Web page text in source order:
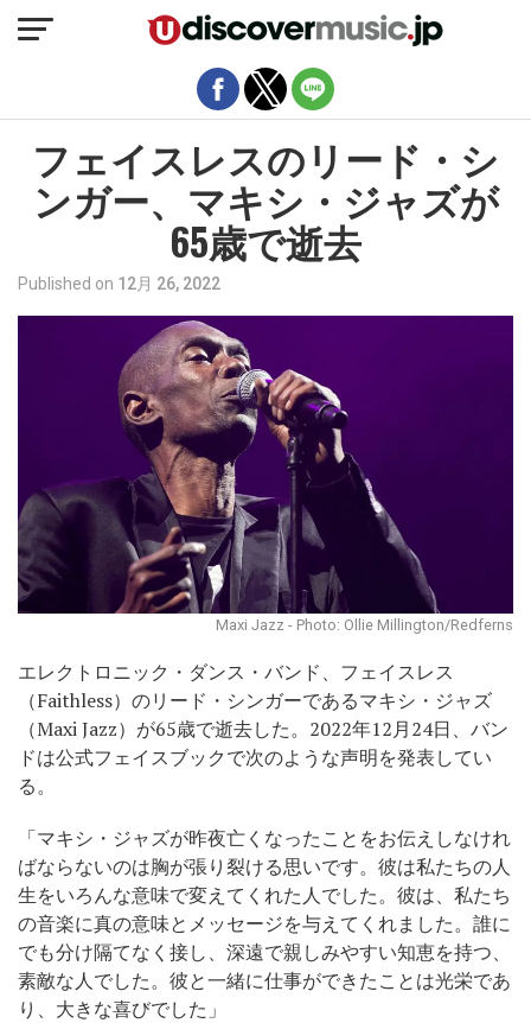
フェイスレスのリード・シ
ンガー、マキシ・ジャズが
65歳で逝去
Published on 12月 26, 2022
Maxi Jazz - Photo: Ollie Millington/Redferns
エレクトロニック・ダンス・バンド、フェイスレス
（Faithless）のリード・シンガーであるマキシ・ジャズ
（Maxi Jazz）が65歳で逝去した。2022年12月24日、バン
ドは公式フェイスブックで次のような声明を発表してい
る。
「マキシ・ジャズが昨夜亡くなったことをお伝えしなけれ
ばならないのは胸が張り裂ける思いです。彼は私たちの人
生をいろんな意味で変えてくれた人でした。彼は、私たち
の音楽に真の意味とメッセージを与えてくれました。誰に
でも分け隔てなく接し、深遠で親しみやすい知恵を持つ、
素敵な人でした。彼と一緒に仕事ができたことは光栄であ
り、大きな喜びでした」
モバイルバージョンを終了